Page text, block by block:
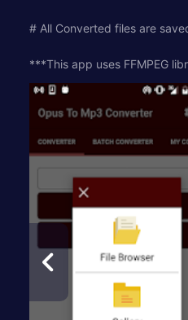
# All Converted files are
***This app uses FFMPEG